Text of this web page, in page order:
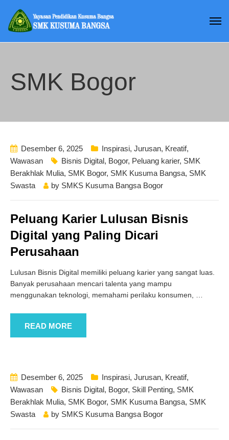
SMK Bogor
Desember 6, 2025 Inspirasi, Jurusan, Kreatif,
Wawasan
Bisnis Digital, Bogor, Peluang karier, SMK
Berakhlak Mulia, SMK Bogor, SMK Kusuma Bangsa, SMK
Swasta
by SMKS Kusuma Bangsa Bogor
Peluang Karier Lulusan Bisnis
Digital yang Paling Dicari
Perusahaan
Lulusan Bisnis Digital memiliki peluang karier yang sangat luas.
Banyak perusahaan mencari talenta yang mampu
menggunakan teknologi, memahami perilaku konsumen, …
READ MORE
Desember 6, 2025 Inspirasi, Jurusan, Kreatif,
Wawasan
Bisnis Digital, Bogor, Skill Penting, SMK
Berakhlak Mulia, SMK Bogor, SMK Kusuma Bangsa, SMK
Swasta
by SMKS Kusuma Bangsa Bogor